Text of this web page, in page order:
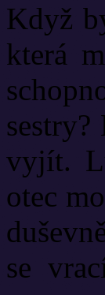
Když
která
vyjít.
otec
se